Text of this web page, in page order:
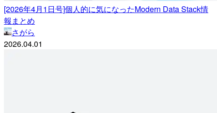
[2026年4月1日号]個人的に気になったModern Data Stack情
報まとめ
さがら
2026.04.01